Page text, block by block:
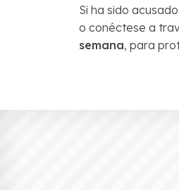
Si ha sido
o conéctese a
semana, para